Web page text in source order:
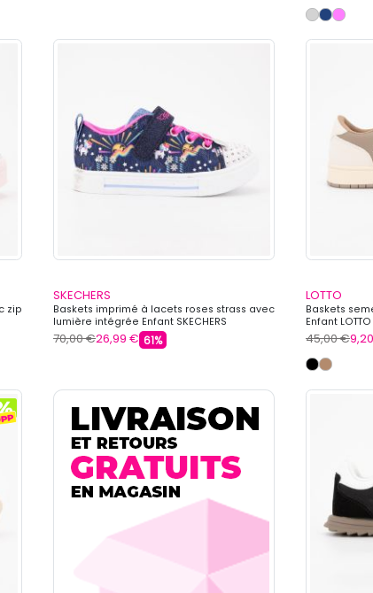
zip
SKECHERS
Baskets imprimé à lacets roses strass avec
lumière intégrée Enfant SKECHERS
70,00 €26,99 € 61%
LOTTO
Baskets
Enfant LOTTO
45,00 €